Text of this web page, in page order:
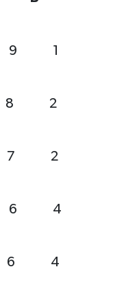
12 9 1
12 8 2
11 7 2
11 6 4
12 6 4